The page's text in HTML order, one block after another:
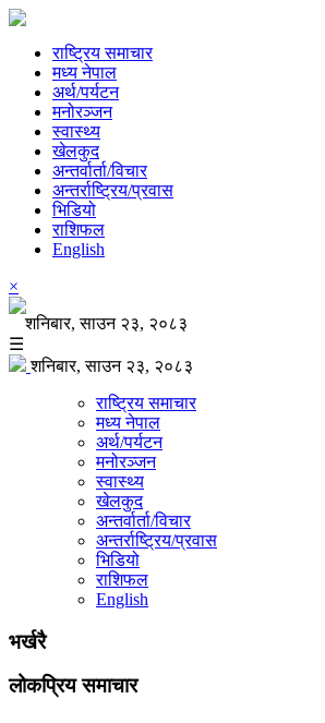
राष्ट्रिय समाचार
मध्य नेपाल
अर्थ/पर्यटन
मनोरञ्जन
स्वास्थ्य
खेलकुद
अन्तर्वार्ता/विचार
अन्तर्राष्ट्रिय/प्रवास
भिडियो
राशिफल
English
×
शनिबार, साउन २३, २०८३
☰
शनिबार, साउन २३, २०८३
राष्ट्रिय समाचार
मध्य नेपाल
अर्थ/पर्यटन
मनोरञ्जन
स्वास्थ्य
खेलकुद
अन्तर्वार्ता/विचार
अन्तर्राष्ट्रिय/प्रवास
भिडियो
राशिफल
English
भर्खरै
लोकप्रिय समाचार